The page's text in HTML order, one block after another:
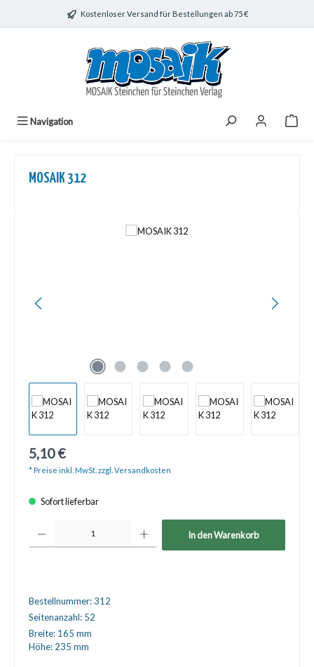
Zum Hauptinhalt springenKostenloser Versand für Bestellungen ab 75 €
Navigation
MOSAIK 312
5,10 €
* Preise inkl. MwSt. zzgl. Versandkosten
Sofort lieferbar
In den Warenkorb
Bestellnummer:312
Seitenanzahl: 52
Breite: 165 mm
Höhe: 235 mm